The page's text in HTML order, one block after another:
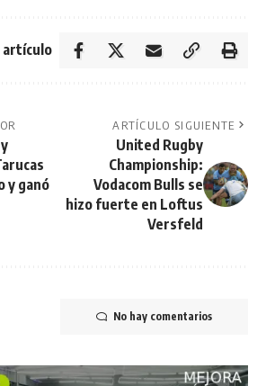
artículo
y ganó
ARTÍCULO SIGUIENTE
United Rugby
Championship:
Vodacom Bulls se
hizo fuerte en Loftus
Versfeld
No hay comentarios